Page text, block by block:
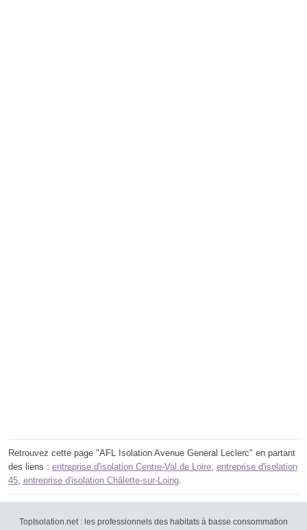
Retrouvez cette page "AFL Isolation Avenue General Leclerc" en partant
des liens : entreprise d'isolation Centre-Val de Loire, entreprise d'isolation
45, entreprise d'isolation Châlette-sur-Loing.
TopIsolation.net : les professionnels des habitats à basse consommation